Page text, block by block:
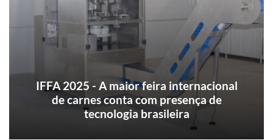
IFFA 2025 - A maior feira internacional
de carnes conta com presença de
tecnologia brasileira